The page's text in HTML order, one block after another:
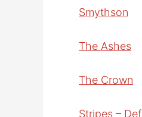
Smythson
The Ashes
The Crown
Stripes –